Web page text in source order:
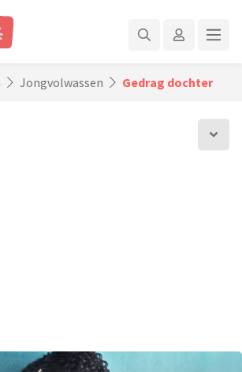
Jongvolwassen Gedrag dochter